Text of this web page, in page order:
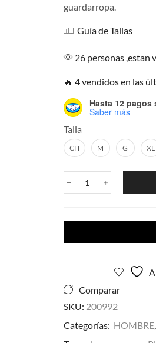
guardarropa.
Guía de Tallas
26 personas ,estan
🔥 4 vendidos en las
Hasta 12 pagos
Saber más
Talla
CH M G XL
Playera
Trenzado
contra
negra
cantidad
Comparar
SKU: 200992
Categorías: HOMBRE,